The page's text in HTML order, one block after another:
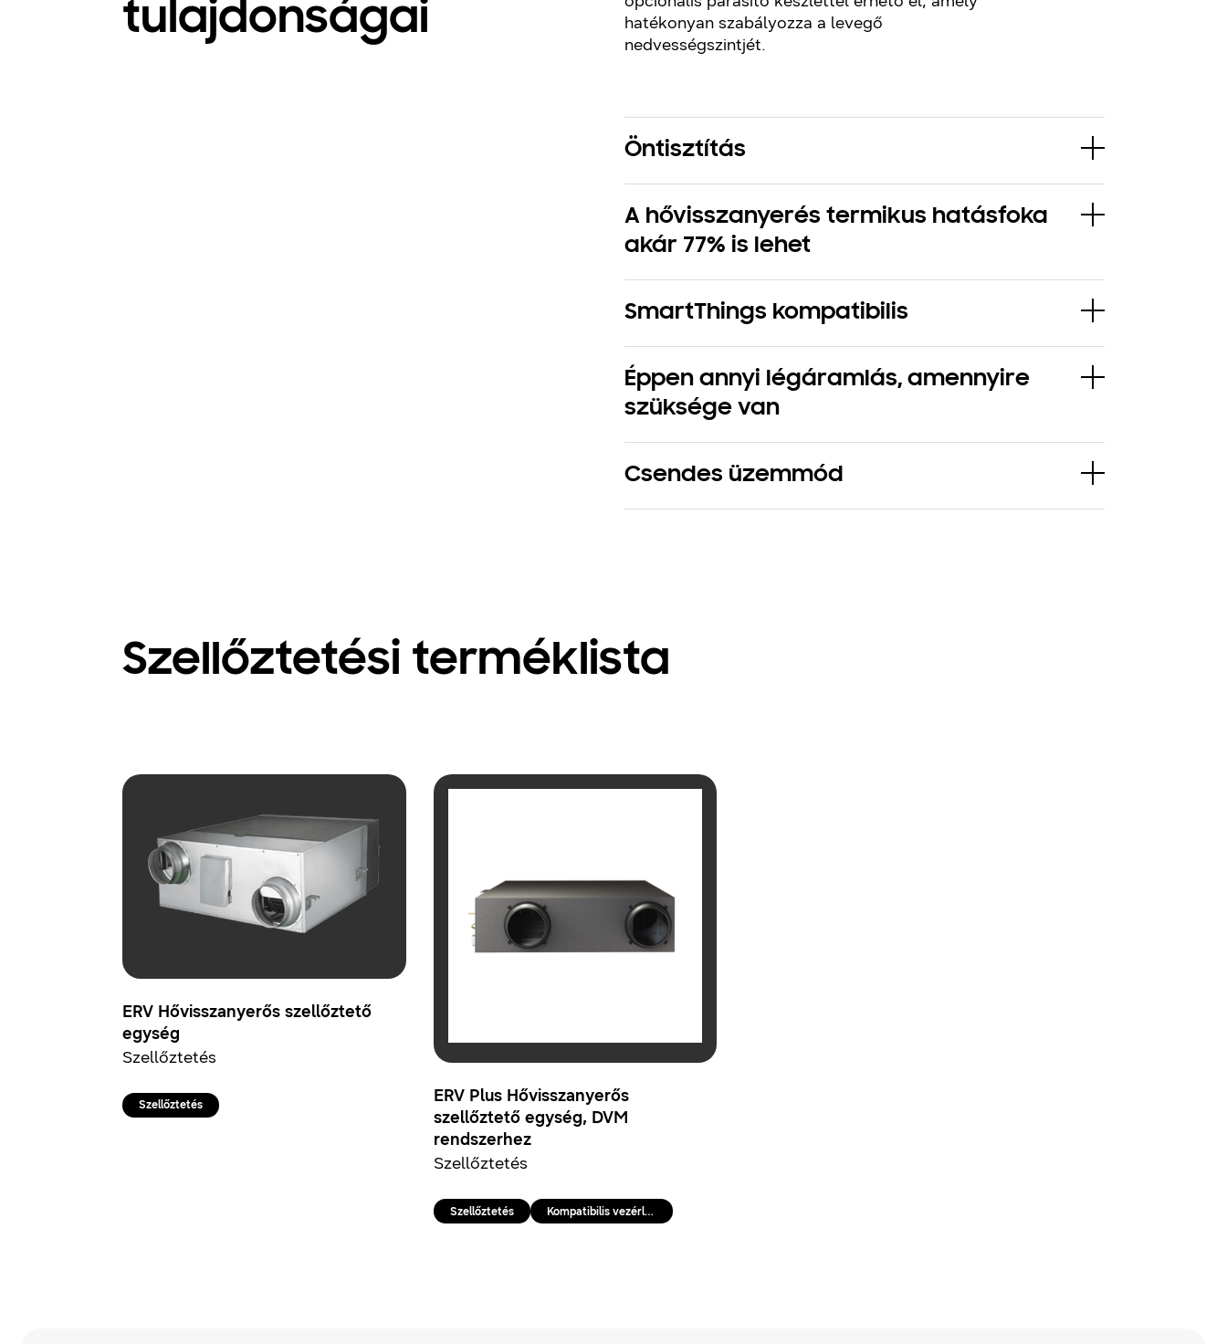
tulajdonságai
hatékonyan szabályozza a levegő
nedvességszintjét.
Öntisztítás
A hővisszanyerés termikus hatásfoka
akár 77% is lehet
SmartThings kompatibilis
Éppen annyi légáramlás, amennyire
szüksége van
Csendes üzemmód
Szellőztetési terméklista
ERV Hővisszanyerős szellőztető
egység
Szellőztetés
Szellőztetés
ERV Plus Hővisszanyerős
szellőztető egység, DVM
rendszerhez
Szellőztetés
Szellőztetés Kompatibilis vezérlések